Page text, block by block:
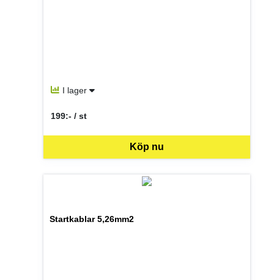
I lager
Köp nu
199:- / st
SEK per ST
Startkablar 5,26mm2